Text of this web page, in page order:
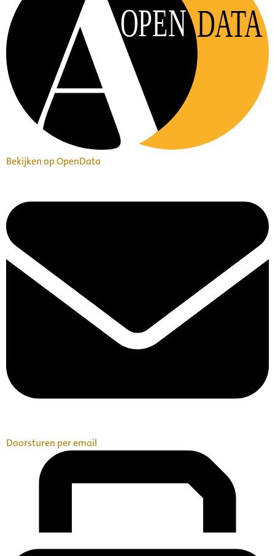
OPEN DATA
Bekijken op OpenData
Doorsturen per email